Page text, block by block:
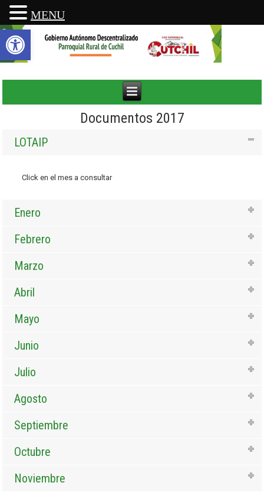
Abrir barra de herramientas
Documentos 2017
LOTAIP
Click en el mes a consultar
Enero
Febrero
Marzo
Abril
Mayo
Junio
Julio
Agosto
Septiembre
Octubre
Noviembre
MENU